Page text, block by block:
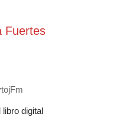
Fuertes
digital